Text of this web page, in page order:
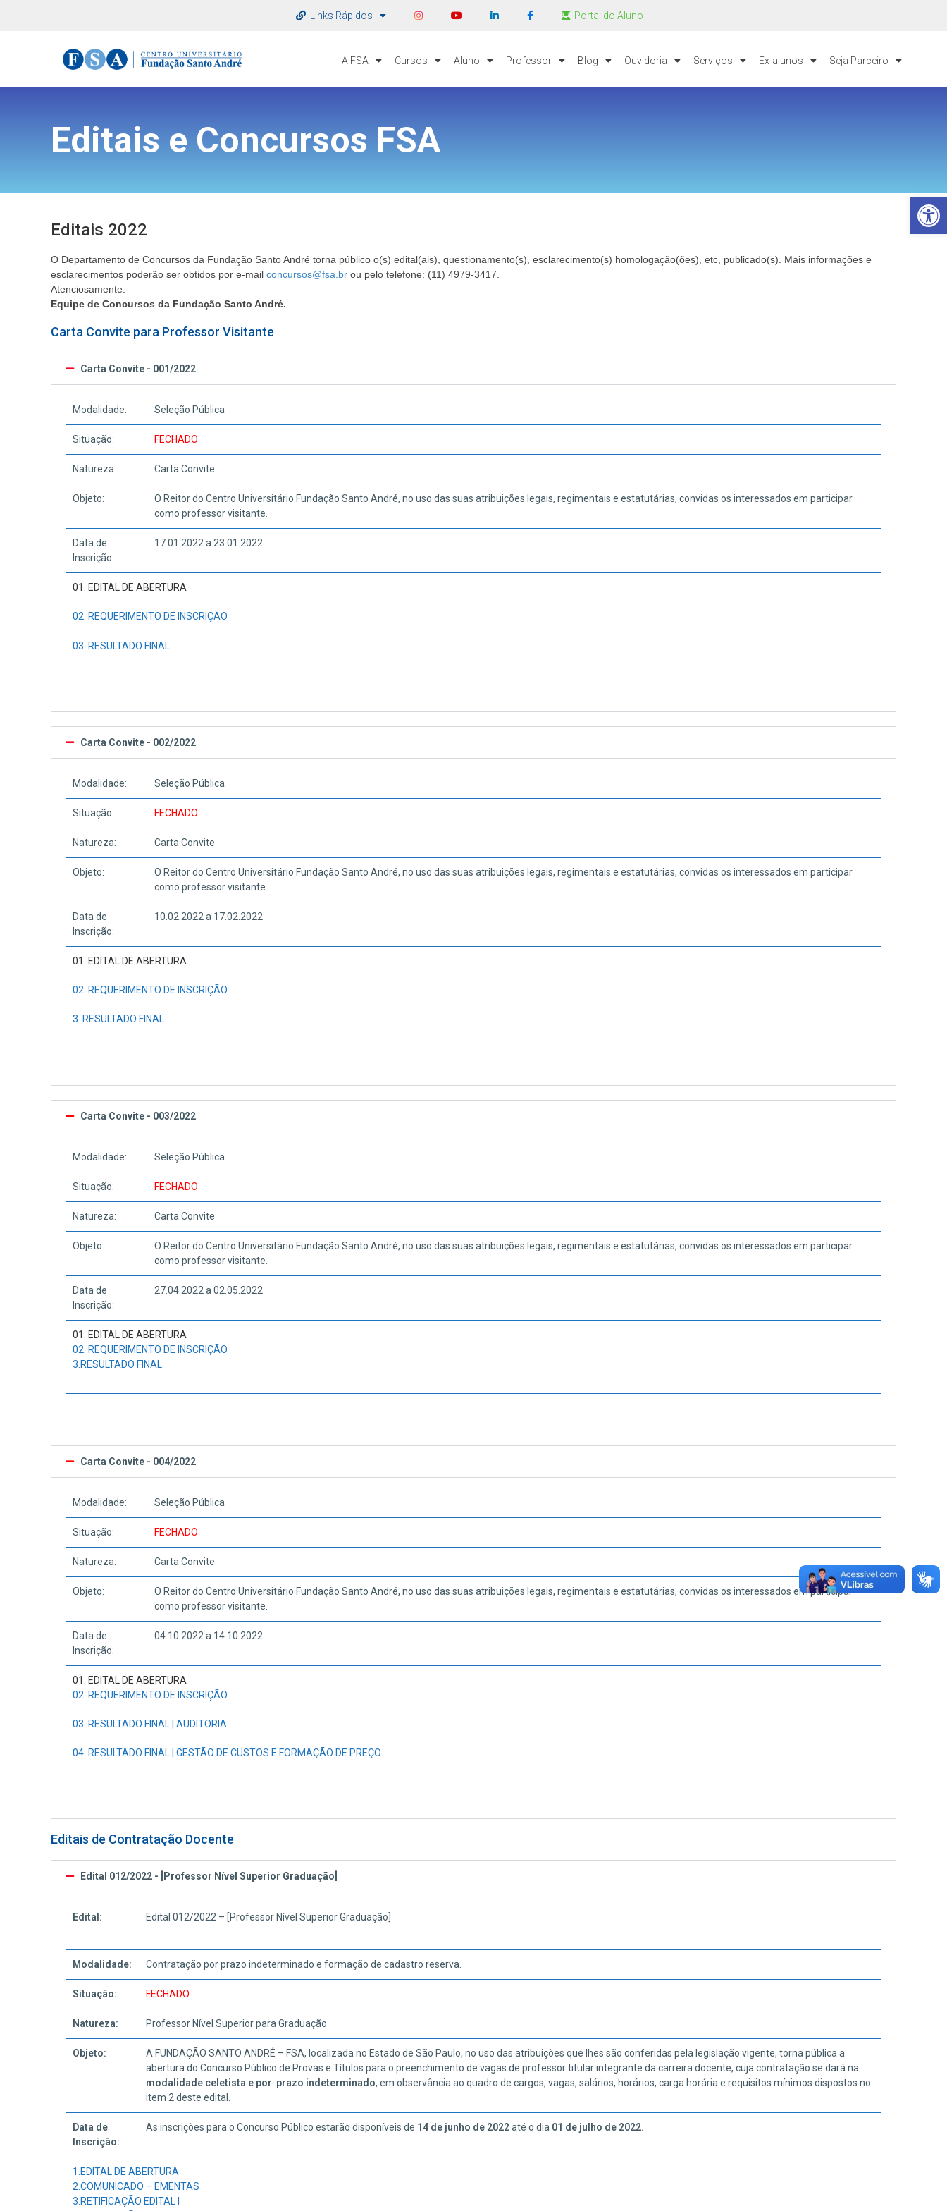
Barra de Ferramentas Aberta
Links Rápidos Portal do Aluno
A FSA Cursos Aluno Professor Blog Ouvidoria Serviços Ex-alunos Seja Parceiro
Editais e Concursos FSA
Editais 2022
O Departamento de Concursos da Fundação Santo André torna público o(s) edital(ais), questionamento(s), esclarecimento(s) homologação(ões), etc, publicado(s). Mais informações e
esclarecimentos poderão ser obtidos por e-mail concursos@fsa.br ou pelo telefone: (11) 4979-3417.
Atenciosamente.
Equipe de Concursos da Fundação Santo André.
Carta Convite para Professor Visitante
Carta Convite - 001/2022
Modalidade: Seleção Pública
Situação: FECHADO
Natureza: Carta Convite
Objeto:
O Reitor do Centro Universitário Fundação Santo André, no uso das suas atribuições legais, regimentais e estatutárias, convidas os interessados em participar
como professor visitante.
Data de
Inscrição:
17.01.2022 a 23.01.2022
01. EDITAL DE ABERTURA
02. REQUERIMENTO DE INSCRIÇÃO
03. RESULTADO FINAL
Carta Convite - 002/2022
Modalidade: Seleção Pública
Situação: FECHADO
Natureza: Carta Convite
Objeto:
O Reitor do Centro Universitário Fundação Santo André, no uso das suas atribuições legais, regimentais e estatutárias, convidas os interessados em participar
como professor visitante.
Data de
Inscrição:
10.02.2022 a 17.02.2022
01. EDITAL DE ABERTURA
02. REQUERIMENTO DE INSCRIÇÃO
3. RESULTADO FINAL
Carta Convite - 003/2022
Modalidade: Seleção Pública
Situação: FECHADO
Natureza: Carta Convite
Objeto:
O Reitor do Centro Universitário Fundação Santo André, no uso das suas atribuições legais, regimentais e estatutárias, convidas os interessados em participar
como professor visitante.
Data de
Inscrição:
27.04.2022 a 02.05.2022
01. EDITAL DE ABERTURA
02. REQUERIMENTO DE INSCRIÇÃO
3.RESULTADO FINAL
Carta Convite - 004/2022
Modalidade: Seleção Pública
Situação: FECHADO
Natureza: Carta Convite
Objeto:
O Reitor do Centro Universitário Fundação Santo André, no uso das suas atribuições legais, regimentais e estatutárias, convidas os interessados em participar
como professor visitante.
Data de
Inscrição:
04.10.2022 a 14.10.2022
01. EDITAL DE ABERTURA
02. REQUERIMENTO DE INSCRIÇÃO
03. RESULTADO FINAL | AUDITORIA
04. RESULTADO FINAL | GESTÃO DE CUSTOS E FORMAÇÃO DE PREÇO
Editais de Contratação Docente
Edital 012/2022 - [Professor Nível Superior Graduação]
Edital: Edital 012/2022 – [Professor Nível Superior Graduação]
Modalidade: Contratação por prazo indeterminado e formação de cadastro reserva.
Situação: FECHADO
Natureza: Professor Nível Superior para Graduação
Objeto:
A FUNDAÇÃO SANTO ANDRÉ – FSA, localizada no Estado de São Paulo, no uso das atribuições que lhes são conferidas pela legislação vigente, torna pública a
abertura do Concurso Público de Provas e Títulos para o preenchimento de vagas de professor titular integrante da carreira docente, cuja contratação se dará na
modalidade celetista e por prazo indeterminado, em observância ao quadro de cargos, vagas, salários, horários, carga horária e requisitos mínimos dispostos no
item 2 deste edital.
Data de
Inscrição:
As inscrições para o Concurso Público estarão disponíveis de 14 de junho de 2022até o dia 01 de julho de 2022.
1.EDITAL DE ABERTURA
2.COMUNICADO – EMENTAS
3.RETIFICAÇÃO EDITAL I